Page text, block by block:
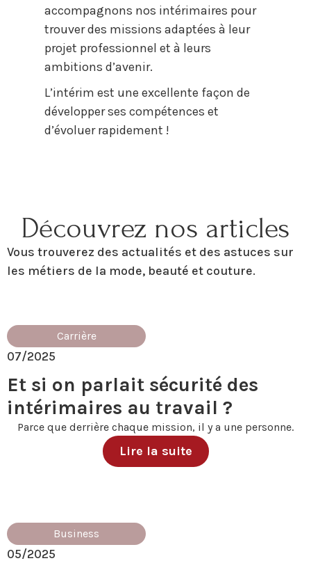
accompagnons nos intérimaires pour
trouver des missions adaptées à leur
projet professionnel et à leurs
ambitions d’avenir.
L’intérim est une excellente façon de
développer ses compétences et
d’évoluer rapidement !
Découvrez nos articles
Vous trouverez des actualités et des astuces sur
les métiers de la mode, beauté et couture.
Carrière
07/2025
Et si on parlait sécurité des
intérimaires au travail ?
Parce que derrière chaque mission, il y a une personne.
Lire la suite
Business
05/2025